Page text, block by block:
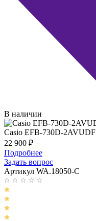
В наличии
Casio EFB-730D-2AVUDF
22 900 ₽
Подробнее
Задать вопрос
Артикул WA.18050-C